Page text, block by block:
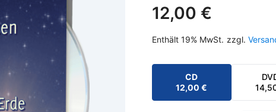
12,00 €
Enthält 19% MwSt. zzgl.
CD
12,00€